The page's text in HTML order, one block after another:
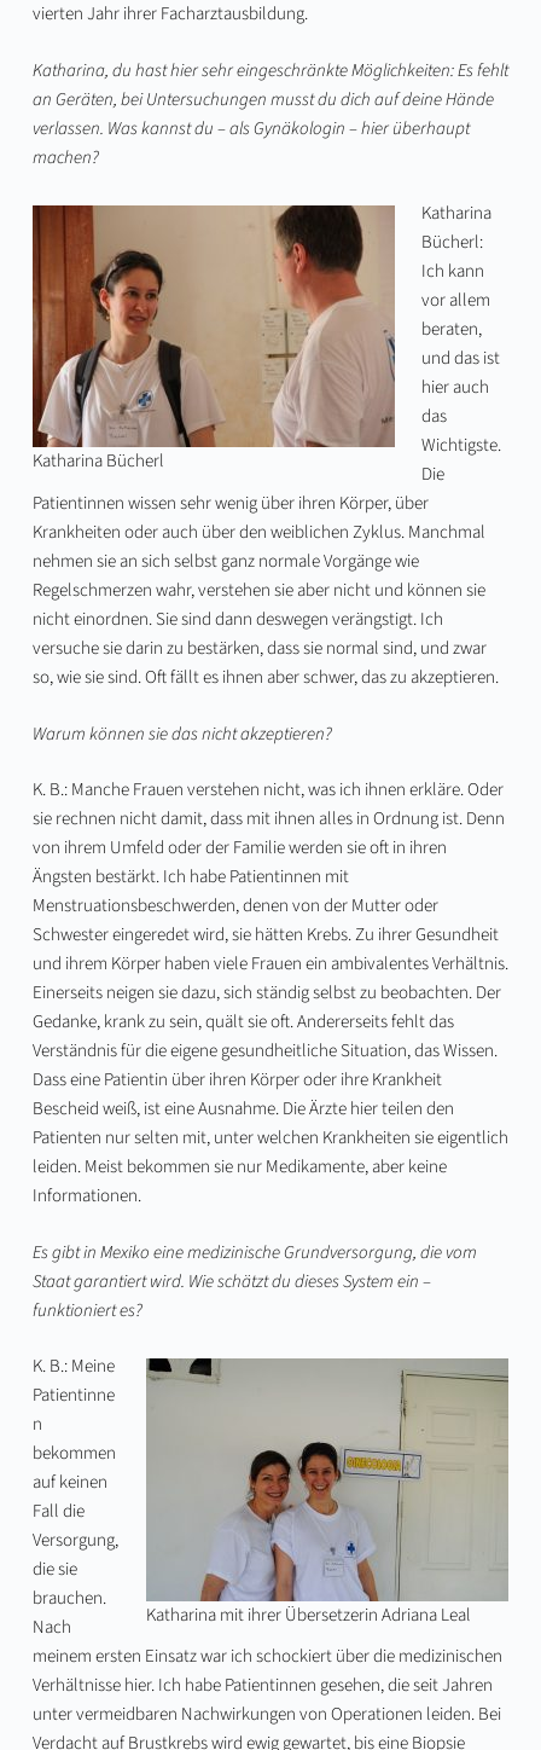
vierten Jahr ihrer Facharztausbildung.
Katharina, du hast hier sehr eingeschränkte Möglichkeiten: Es fehlt
an Geräten, bei Untersuchungen musst du dich auf deine Hände
verlassen. Was kannst du – als Gynäkologin – hier überhaupt
machen?
Katharina Bücherl
Katharina
Bücherl:
Ich kann
vor allem
beraten,
und das ist
hier auch
das
Wichtigste.
Die
Patientinnen wissen sehr wenig über ihren Körper, über
Krankheiten oder auch über den weiblichen Zyklus. Manchmal
nehmen sie an sich selbst ganz normale Vorgänge wie
Regelschmerzen wahr, verstehen sie aber nicht und können sie
nicht einordnen. Sie sind dann deswegen verängstigt. Ich
versuche sie darin zu bestärken, dass sie normal sind, und zwar
so, wie sie sind. Oft fällt es ihnen aber schwer, das zu akzeptieren.
Warum können sie das nicht akzeptieren?
K. B.: Manche Frauen verstehen nicht, was ich ihnen erkläre. Oder
sie rechnen nicht damit, dass mit ihnen alles in Ordnung ist. Denn
von ihrem Umfeld oder der Familie werden sie oft in ihren
Ängsten bestärkt. Ich habe Patientinnen mit
Menstruationsbeschwerden, denen von der Mutter oder
Schwester eingeredet wird, sie hätten Krebs. Zu ihrer Gesundheit
und ihrem Körper haben viele Frauen ein ambivalentes Verhältnis.
Einerseits neigen sie dazu, sich ständig selbst zu beobachten. Der
Gedanke, krank zu sein, quält sie oft. Andererseits fehlt das
Verständnis für die eigene gesundheitliche Situation, das Wissen.
Dass eine Patientin über ihren Körper oder ihre Krankheit
Bescheid weiß, ist eine Ausnahme. Die Ärzte hier teilen den
Patienten nur selten mit, unter welchen Krankheiten sie eigentlich
leiden. Meist bekommen sie nur Medikamente, aber keine
Informationen.
Es gibt in Mexiko eine medizinische Grundversorgung, die vom
Staat garantiert wird. Wie schätzt du dieses System ein –
funktioniert es?
Katharina mit ihrer Übersetzerin Adriana Leal
K. B.: Meine
Patientinne
n
bekommen
auf keinen
Fall die
Versorgung,
die sie
brauchen.
Nach
meinem ersten Einsatz war ich schockiert über die medizinischen
Verhältnisse hier. Ich habe Patientinnen gesehen, die seit Jahren
unter vermeidbaren Nachwirkungen von Operationen leiden. Bei
Verdacht auf Brustkrebs wird ewig gewartet, bis eine Biopsie